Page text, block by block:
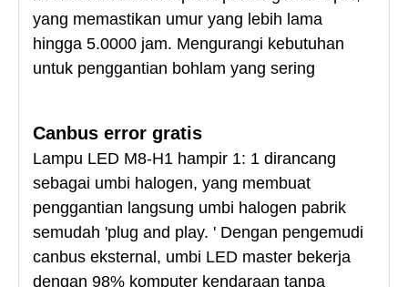
yang memastikan umur yang lebih lama
hingga 5.0000 jam. Mengurangi kebutuhan
untuk penggantian bohlam yang sering
Canbus error gratis
Lampu LED M8-H1 hampir 1: 1 dirancang
sebagai umbi halogen, yang membuat
penggantian langsung umbi halogen pabrik
semudah 'plug and play. ' Dengan pengemudi
canbus eksternal, umbi LED master bekerja
dengan 98% komputer kendaraan tanpa